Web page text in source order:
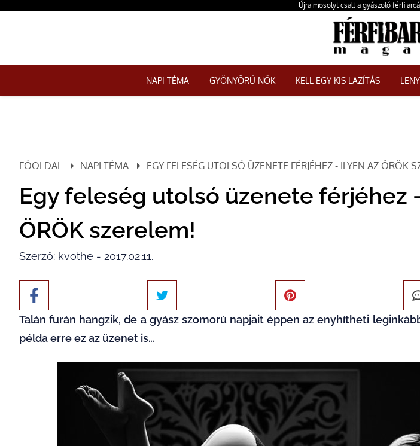
Újra mosolyt csalt a gyászoló férfi
NAPI TÉMA GYÖNYÖRŰ NŐK KELL EGY KIS LAZÍTÁS
FŐOLDAL NAPI TÉMA EGY FELESÉG UTOLSÓ ÜZENETE FÉRJÉHEZ - ILYEN AZ ÖRÖK
Egy feleség utolsó üzenete férjéhez
ÖRÖK szerelem!
Szerző: kvothe - 2017.02.11.
Talán furán hangzik, de a gyász szomorú napjait éppen az enyhítheti
példa erre ez az üzenet is…